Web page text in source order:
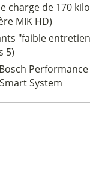
charge de 170
MIK HD)
"faible
5)
Performance
System